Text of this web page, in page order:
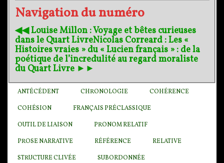
Navigation du numéro
◀︎◀︎ Louise Millon : Voyage et bêtes curieuses
dans le Quart LivreNicolas Correard : Les «
Histoires vraies » du « Lucien français » : de la
poétique de l’incredulité au regard moraliste
du Quart Livre ►►
ANTÉCÉDENT CHRONOLOGIE COHÉRENCE
COHÉSION FRANÇAIS PRÉCLASSIQUE
OUTIL DE LIAISON PRONOM RELATIF
PROSE NARRATIVE RÉFÉRENCE RELATIVE
STRUCTURE CLIVÉE SUBORDONNÉE